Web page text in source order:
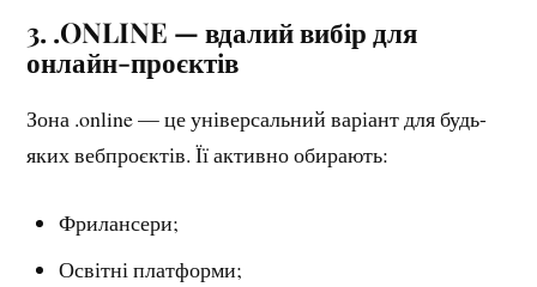
3. .ONLINE — вдалий вибір для
онлайн-проєктів
Зона .online — це універсальний варіант для будь-
яких вебпроєктів. Її активно обирають:
Фрилансери;
Освітні платформи;